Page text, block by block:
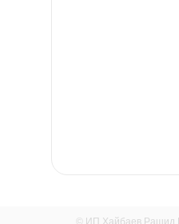
© ИП Хайбаев Рашид